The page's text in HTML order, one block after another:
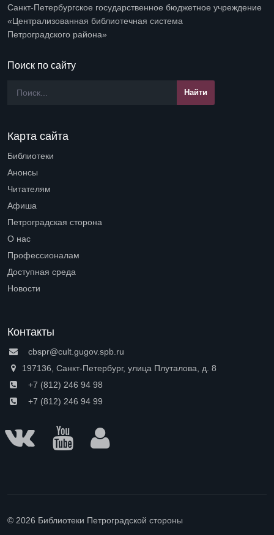
Санкт-Петербургское государственное бюджетное учреждение
«Централизованная библиотечная система
Петроградского района»
Поиск по сайту
Карта сайта
Библиотеки
Анонсы
Читателям
Афиша
Петроградская сторона
О нас
Профессионалам
Доступная среда
Новости
Контакты
cbspr@cult.gugov.spb.ru
197136, Санкт-Петербург, улица Плуталова, д. 8
+7 (812) 246 94 98
+7 (812) 246 94 99
© 2026 Библиотеки Петроградской стороны